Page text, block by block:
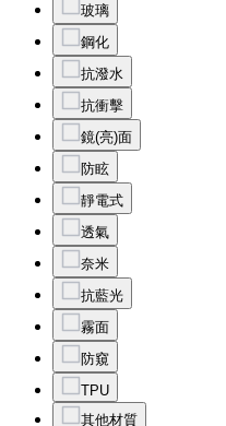
玻璃
鋼化
抗潑水
抗衝擊
鏡(亮)面
防眩
靜電式
透氣
奈米
抗藍光
霧面
防窺
TPU
其他材質